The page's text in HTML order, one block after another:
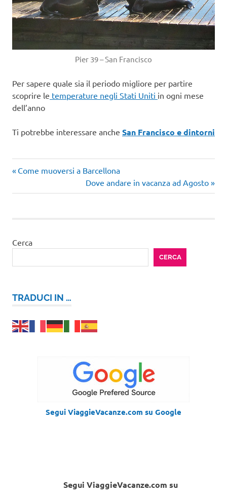
Pier 39 – San Francisco
Per sapere quale sia il periodo migliore per partire
scoprire le temperature negli Stati Uniti in ogni mese
dell’anno
Ti potrebbe interessare anche San Francisco e dintorni
del
york
Uniti
and
Navigazione
articoli
Articolo
Come muoversi a Barcellona
Articolo
successivo:
Dove andare in vacanza ad Agosto
Cerca
CERCA
TRADUCI IN …
Segui ViaggieVacanze.com su Google
Segui ViaggieVacanze.com su